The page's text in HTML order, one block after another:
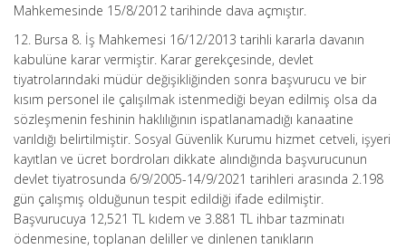
Mahkemesinde 15/8/2012 tarihinde dava açmıştır.
12. Bursa 8. İş Mahkemesi 16/12/2013 tarihli kararla davanın
kabulüne karar vermiştir. Karar gerekçesinde, devlet
tiyatrolarındaki müdür değişikliğinden sonra başvurucu ve bir
kısım personel ile çalışılmak istenmediği beyan edilmiş olsa da
sözleşmenin feshinin haklılığının ispatlanamadığı kanaatine
varıldığı belirtilmiştir. Sosyal Güvenlik Kurumu hizmet cetveli, işyeri
kayıtlan ve ücret bordroları dikkate alındığında başvurucunun
devlet tiyatrosunda 6/9/2005-14/9/2021 tarihleri arasında 2.198
gün çalışmış olduğunun tespit edildiği ifade edilmiştir.
Başvurucuya 12,521 TL kıdem ve 3.881 TL ihbar tazminatı
ödenmesine, toplanan deliller ve dinlenen tanıkların